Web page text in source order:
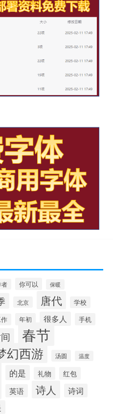
者 你可以 保暖
北京 唐代 学校
年初 很多人 手机
春节
幻西游 汤圆 温度
的是 礼物 红包
英语 诗人 诗词